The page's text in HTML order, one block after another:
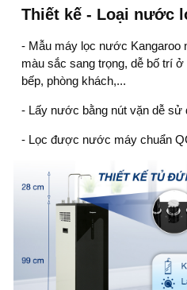
Thiết kế - Loại nước
- Mẫu máy lọc nước Kangaroo
màu sắc sang trọng, dễ bố trí
bếp, phòng khách,...
- Lấy nước bằng nút vặn dễ sử
- Lọc được nước máy chuẩn